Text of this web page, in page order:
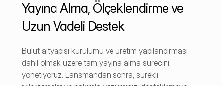
Yayına Alma, Ölçeklendirme ve
Uzun Vadeli Destek
Bulut altyapısı kurulumu ve üretim yapılandırması
dahil olmak üzere tam yayına alma sürecini
yönetiyoruz. Lansmandan sonra, sürekli